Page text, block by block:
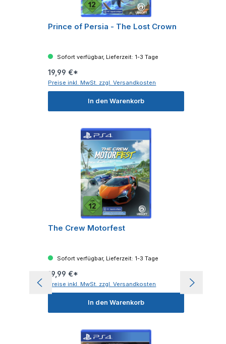
Prince of Persia - The Lost Crown
Sofort verfügbar, Lieferzeit: 1-3 Tage
19,99 €*
Preise inkl. MwSt. zzgl. Versandkosten
In den Warenkorb
The Crew Motorfest
Sofort verfügbar, Lieferzeit: 1-3 Tage
19,99 €*
Preise inkl. MwSt. zzgl. Versandkosten
In den Warenkorb